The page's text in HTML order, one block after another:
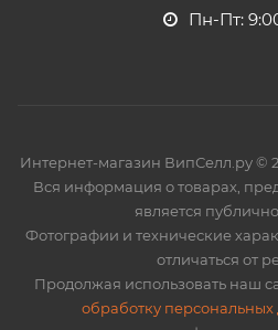
Пн-Пт:
Интернет-магазин ВипСелл.ру ©
Вся информация о товарах,
является
Фотографии и технические
отличаться от
Продолжая использовать наш
обработку